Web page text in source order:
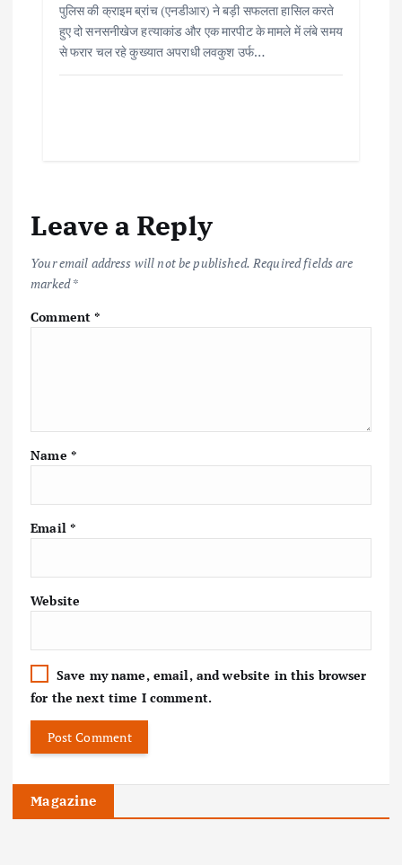
पुलिस की क्राइम ब्रांच (एनडीआर) ने बड़ी सफलता हासिल करते
हुए दो सनसनीखेज हत्याकांड और एक मारपीट के मामले में लंबे समय
से फरार चल रहे कुख्यात अपराधी लवकुश उर्फ…
Leave a Reply
Your email address will not be published. Required fields are
marked*
Comment*
Name *
Email *
Website
Save my name, email, and website in this browser
for the next time I comment.
Magazine